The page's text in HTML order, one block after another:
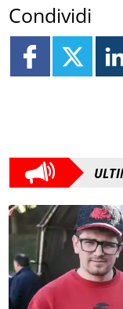
Condividi